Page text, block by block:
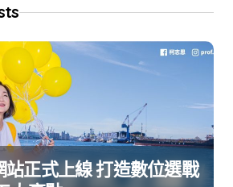
站正式上線 打造數位選戰